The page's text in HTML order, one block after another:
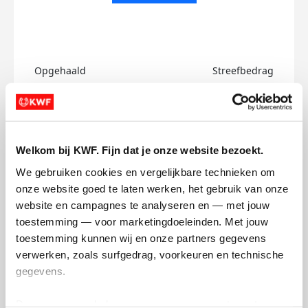
Welkom bij KWF. Fijn dat je onze website bezoekt.
We gebruiken cookies en vergelijkbare technieken om
onze website goed te laten werken, het gebruik van onze
website en campagnes te analyseren en — met jouw
toestemming — voor marketingdoeleinden. Met jouw
toestemming kunnen wij en onze partners gegevens
verwerken, zoals surfgedrag, voorkeuren en technische
gegevens.
Opgehaald Streefbedrag
Rita's badges